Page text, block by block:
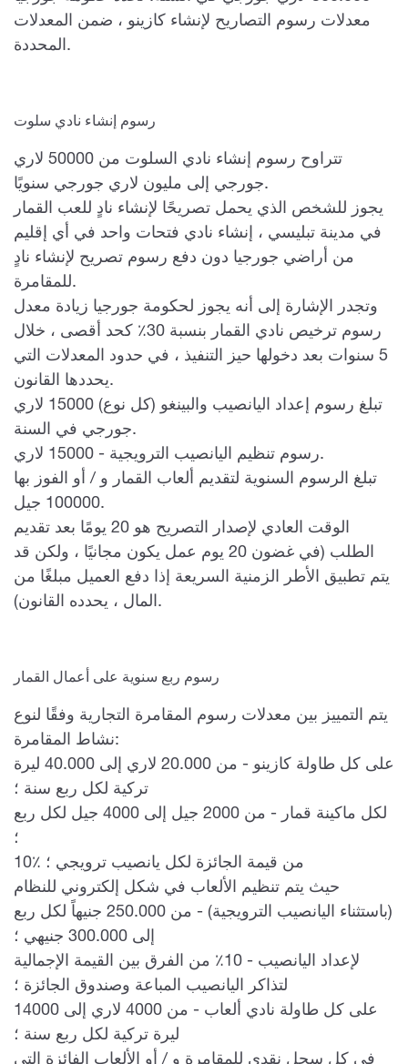
معدلات رسوم التصاريح لإنشاء كازينو ، ضمن المعدلات
المحددة.
رسوم إنشاء نادي سلوت
تتراوح رسوم إنشاء نادي السلوت من 50000 لاري
جورجي إلى مليون لاري جورجي سنويًا.
يجوز للشخص الذي يحمل تصريحًا لإنشاء نادٍ للعب القمار
في مدينة تبليسي ، إنشاء نادي فتحات واحد في أي إقليم
من أراضي جورجيا دون دفع رسوم تصريح لإنشاء نادٍ
للمقامرة.
وتجدر الإشارة إلى أنه يجوز لحكومة جورجيا زيادة معدل
رسوم ترخيص نادي القمار بنسبة 30٪ كحد أقصى ، خلال
5 سنوات بعد دخولها حيز التنفيذ ، في حدود المعدلات التي
يحددها القانون.
تبلغ رسوم إعداد اليانصيب
والبينغو (كل نوع) 15000 لاري
جورجي في السنة.
رسوم تنظيم اليانصيب الترويجية- 15000 لاري.
تبلغ الرسوم السنوية لتقديم ألعاب القمار و / أو الفوز
بها
100000 جيل.
الوقت العادي لإصدار التصريح هو 20 يومًا بعد تقديم
الطلب (في غضون 20 يوم عمل يكون مجانيًا ، ولكن قد
يتم تطبيق الأطر الزمنية السريعة إذا دفع العميل مبلغًا من
المال ، يحدده القانون).
رسوم ربع سنوية على أعمال القمار
يتم التمييز بين معدلات رسوم المقامرة التجارية وفقًا لنوع
نشاط المقامرة:
على كل طاولة كازينو - من 20.000 لاري إلى 40.000 ليرة
تركية لكل ربع سنة ؛
لكل ماكينة قمار - من 2000 جيل إلى 4000 جيل لكل ربع
؛
10٪ من قيمة الجائزة لكل يانصيب ترويجي ؛
حيث يتم تنظيم الألعاب في شكل إلكتروني للنظام
(باستثناء اليانصيب الترويجية) - من 250.000 جنيهاً لكل ربع
إلى 300.000 جنيهي ؛
لإعداد اليانصيب - 10٪ من الفرق بين القيمة الإجمالية
لتذاكر اليانصيب المباعة وصندوق الجائزة ؛
على كل طاولة نادي ألعاب - من 4000 لاري إلى 14000
ليرة تركية لكل ربع سنة ؛
في كل سجل نقدي للمقامرة و / أو الألعاب الفائزة التي